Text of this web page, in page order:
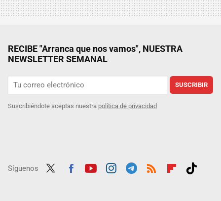
RECIBE "Arranca que nos vamos", NUESTRA
NEWSLETTER SEMANAL
SUSCRIBIR
Suscribiéndote aceptas nuestra política de privacidad
Síguenos